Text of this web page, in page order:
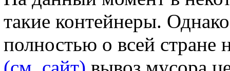
такие контейнеры.
полностью о всей стране